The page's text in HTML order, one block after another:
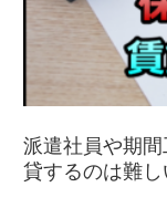
派遣社員や期
貸するのは難し